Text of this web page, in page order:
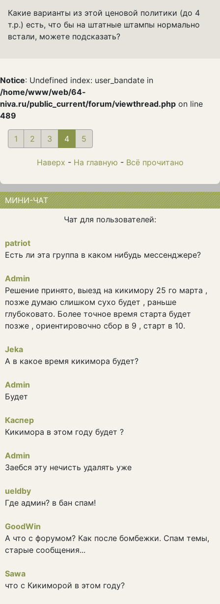
Какие варианты из этой ценовой политики (до 4
т.р.) есть, что бы на штатные штампы нормально
встали, можете подсказать?
Notice: Undefined index: user_bandate in
/home/www/web/64-
niva.ru/public_current/forum/viewthread.php on line
489
1 2 3 4 (current)
5
Наверх - На главную - Всё прочитано
МИНИ-ЧАТ
Чат для пользователей:
patriot
Есть ли эта группа в каком нибудь мессенджере?
Admin
Решение принято, выезд на кикимору 25 го марта ,
позже думаю слишком сухо будет , раньше
глубоковато. Более точное время старта будет
позже , ориентировочно сбор в 9 , старт в 10.
Jeka
А в какое время кикимора будет?
Admin
Будет
Каспер
Кикимора в этом году будет ?
Admin
Заебся эту нечисть удалять уже
ueldby
Где админ? в бан спам!
GoodWin
А что с форумом? Как после бомбежки. Спам темы,
старые сообщения...
Sawa
что с Кикиморой в этом году?